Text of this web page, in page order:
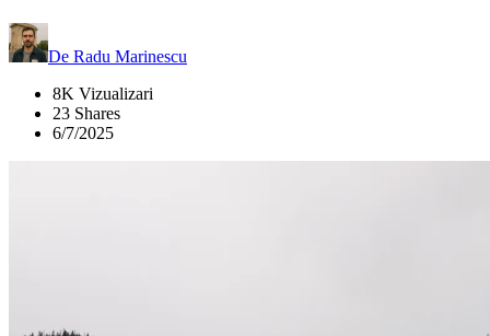
De Radu Marinescu
8K Vizualizari
23 Shares
6/7/2025